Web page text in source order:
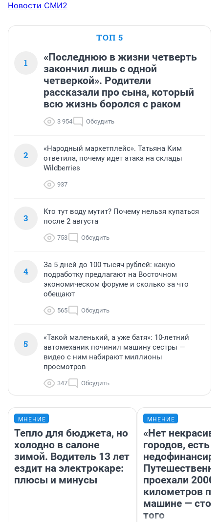
Новости СМИ2
ТОП 5
1
«Последнюю в жизни четверть
закончил лишь с одной
четверкой». Родители
рассказали про сына, который
всю жизнь боролся с раком
3 954 Обсудить
2
«Народный маркетплейс». Татьяна Ким
ответила, почему идет атака на склады
Wildberries
937
3
Кто тут воду мутит? Почему нельзя купаться
после 2 августа
753 Обсудить
4
За 5 дней до 100 тысяч рублей: какую
подработку предлагают на Восточном
экономическом форуме и сколько за что
обещают
565 Обсудить
5
«Такой маленький, а уже батя»: 10-летний
автомеханик починил машину сестры —
видео с ним набирают миллионы
просмотров
347 Обсудить
МНЕНИЕ
Тепло для бюджета, но
холодно в салоне
зимой. Водитель 13 лет
ездит на электрокаре:
плюсы и минусы
МНЕНИЕ
«Нет
городов, есть
проехали 2000
километров по
машине —
того